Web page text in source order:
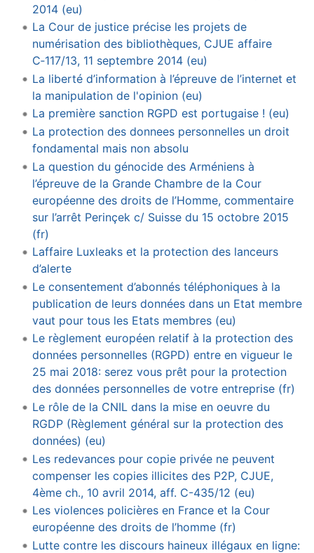
2014 (eu)
La Cour de justice précise les projets de
numérisation des bibliothèques, CJUE affaire
C‑117/13, 11 septembre 2014 (eu)
La liberté d’information à l’épreuve de l’internet et
la manipulation de l'opinion (eu)
La première sanction RGPD est portugaise ! (eu)
La protection des donnees personnelles un droit
fondamental mais non absolu
La question du génocide des Arméniens à
l’épreuve de la Grande Chambre de la Cour
européenne des droits de l’Homme, commentaire
sur l’arrêt Perinçek c/ Suisse du 15 octobre 2015
(fr)
Laffaire Luxleaks et la protection des lanceurs
d’alerte
Le consentement d’abonnés téléphoniques à la
publication de leurs données dans un Etat membre
vaut pour tous les Etats membres (eu)
Le règlement européen relatif à la protection des
données personnelles (RGPD) entre en vigueur le
25 mai 2018: serez vous prêt pour la protection
des données personnelles de votre entreprise (fr)
Le rôle de la CNIL dans la mise en oeuvre du
RGDP (Règlement général sur la protection des
données) (eu)
Les redevances pour copie privée ne peuvent
compenser les copies illicites des P2P, CJUE,
4ème ch., 10 avril 2014, aff. C-435/12 (eu)
Les violences policières en France et la Cour
européenne des droits de l’homme (fr)
Lutte contre les discours haineux illégaux en ligne: